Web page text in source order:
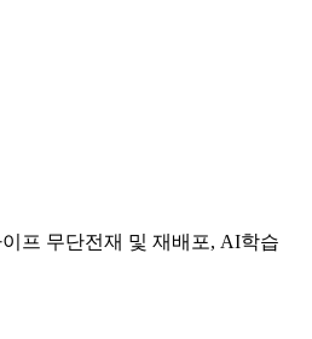
프 무단전재 및 재배포, AI학습